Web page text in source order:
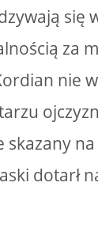
za
nie
dotarł